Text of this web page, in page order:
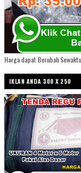
Harga dapat Berubah
IKLAN ANDA 300 X 250